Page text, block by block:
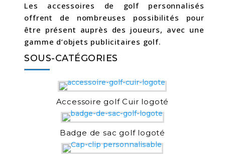
Les accessoires de golf personnalisés
offrent de nombreuses possibilités pour
être présent auprès des joueurs, avec une
gamme d’objets publicitaires golf.
SOUS-CATÉGORIES
Accessoire golf Cuir logoté
Badge de sac golf logoté